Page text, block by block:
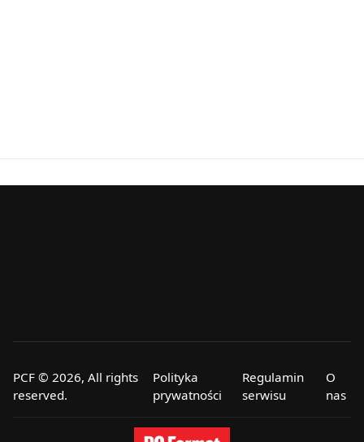
PCF © 2026, All rights
reserved.
Polityka
prywatności
Regulamin
serwisu
O
nas